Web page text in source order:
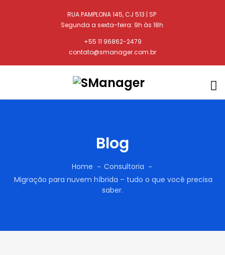
RUA PAMPLONA 145, CJ 513 | SP
Segunda a sexta-feira: 9h às 18h
+55 11 96862-2479
contato@smanager.com.br
Blog
Home
Consultoria
Migração para nuvem híbrida – tudo o que você precisa
saber.